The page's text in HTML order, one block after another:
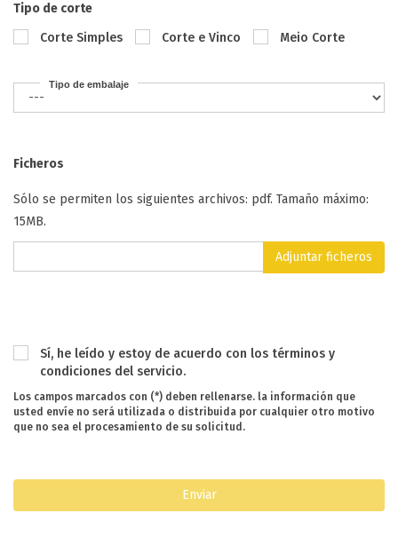
Tipo de corte
Corte Simples
Corte e Vinco Meio Corte
Tipo de embalaje
Ficheros
Sólo se permiten los siguientes archivos: pdf. Tamaño máximo:
15MB.
Adjuntar ficheros
Sí, he leído y estoy de acuerdo con los términos y
condiciones del servicio.
Los campos marcados con (*) deben rellenarse. la información que
usted envíe no será utilizada o distribuida por cualquier otro motivo
que no sea el procesamiento de su solicitud.
Enviar